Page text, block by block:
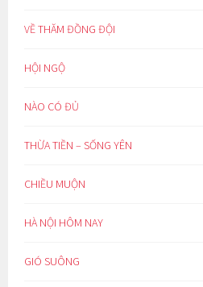
VỀ THĂM ĐỒNG ĐỘI
HỘI NGỘ
NÀO CÓ ĐỦ
THỪA TIỀN – SỐNG YÊN
CHIỀU MUỘN
HÀ NỘI HÔM NAY
GIÓ SUÔNG